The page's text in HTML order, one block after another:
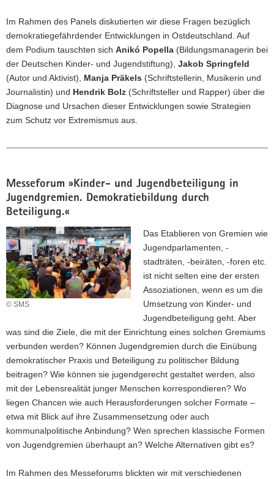
Im Rahmen des Panels diskutierten wir diese Fragen bezüglich
demokratiegefährdender Entwicklungen in Ostdeutschland. Auf
dem Podium tauschten sich Anikó Popella (Bildungsmanagerin bei
der Deutschen Kinder- und Jugendstiftung), Jakob Springfeld
(Autor und Aktivist), Manja Präkels (Schriftstellerin, Musikerin und
Journalistin) und Hendrik Bolz (Schriftsteller und Rapper) über die
Diagnose und Ursachen dieser Entwicklungen sowie Strategien
zum Schutz vor Extremismus aus.
Messeforum »Kinder- und Jugendbeteiligung in
Jugendgremien. Demokratiebildung durch
Beteiligung.«
© SMS
Das Etablieren von Gremien wie
Jugendparlamenten, -
stadträten, -beiräten, -foren etc.
ist nicht selten eine der ersten
Assoziationen, wenn es um die
Umsetzung von Kinder- und
Jugendbeteiligung geht. Aber
was sind die Ziele, die mit der Einrichtung eines solchen Gremiums
verbunden werden? Können Jugendgremien durch die Einübung
demokratischer Praxis und Beteiligung zu politischer Bildung
beitragen? Wie können sie jugendgerecht gestaltet werden, also
mit der Lebensrealität junger Menschen korrespondieren? Wo
liegen Chancen wie auch Herausforderungen solcher Formate –
etwa mit Blick auf ihre Zusammensetzung oder auch
kommunalpolitische Anbindung? Wen sprechen klassische Formen
von Jugendgremien überhaupt an? Welche Alternativen gibt es?
Im Rahmen des Messeforums blickten wir mit verschiedenen